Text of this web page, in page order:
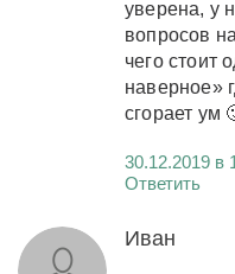
уверена, у
вопросов
чего стоит
наверное»
сгорает ум
30.12.2019 в
Ответить
Иван